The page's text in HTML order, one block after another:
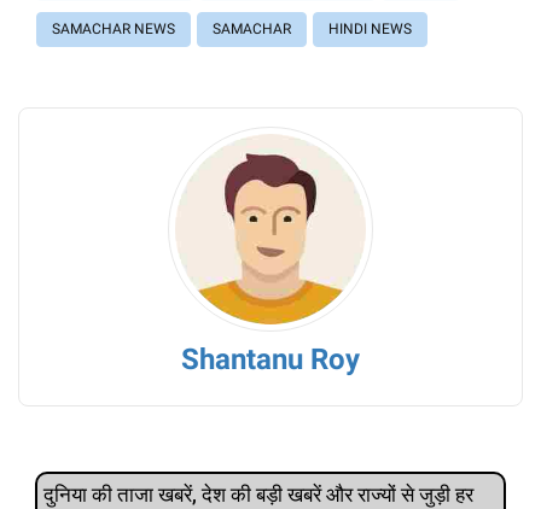
SAMACHAR NEWS SAMACHAR HINDI NEWS
Shantanu Roy
दुनिया की ताजा खबरें, देश की बड़ी खबरें और राज्‍यों से जुड़ी हर